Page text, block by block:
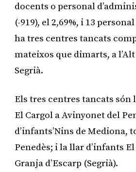
docents o personal
(-919), el 2,69%, i 13
ha tres centres tancats
mateixos que dimarts, a
Segrià.
Els tres centres tancats són
El Cargol a Avinyonet del
d’infants’Nins de Mediona,
Penedès; i la llar d’infants
Granja d’Escarp (Segrià).